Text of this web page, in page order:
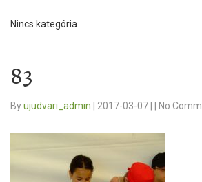
Nincs kategória
83
Byujudvari_admin 2017-03-07 No